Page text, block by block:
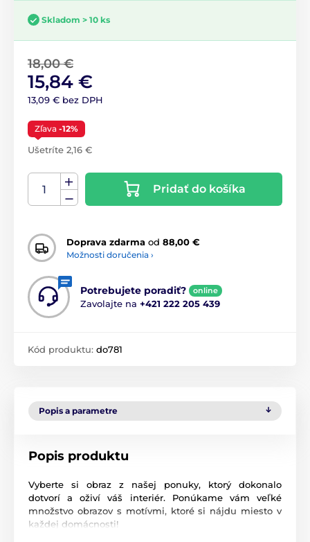
Skladom > 10 ks
18,00 €
15,84 €
13,09 € bez DPH
Zľava -12%
Ušetríte 2,16 €
Pridať do košíka
Doprava zdarma od 88,00 €
Možnosti doručenia ›
Potrebujete poradiť? online
Zavolajte na +421 222 205 439
Kód produktu: do781
Popis a parametre
Popis produktu
Vyberte si obraz z našej ponuky, ktorý dokonalo
dotvorí a oživí váš interiér. Ponúkame vám veľké
množstvo obrazov s motívmi, ktoré si nájdu miesto v
každej domácnosti!